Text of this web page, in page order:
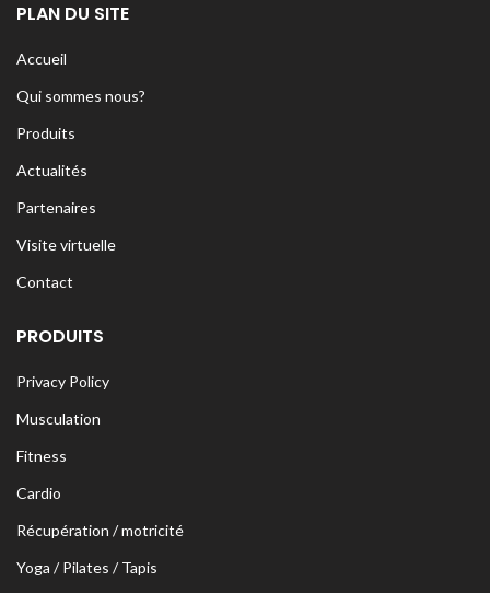
PLAN DU SITE
Accueil
Qui sommes nous?
Produits
Actualités
Partenaires
Visite virtuelle
Contact
PRODUITS
Privacy Policy
Musculation
Fitness
Cardio
Récupération / motricité
Yoga / Pilates / Tapis